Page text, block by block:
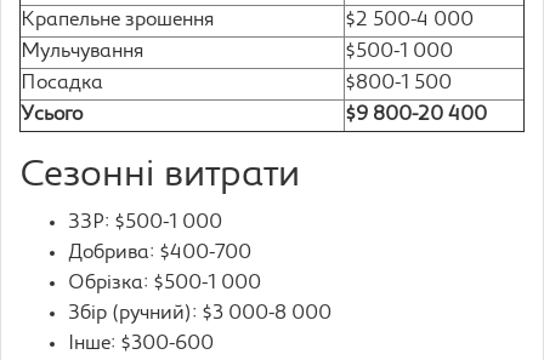
Крапельне зрошення
$2 500-4 000
Мульчування
$500-1 000
Посадка
$800-1 500
Усього
$9 800-20 400
Сезонні витрати
ЗЗР: $500-1 000
Добрива: $400-700
Обрізка: $500-1 000
Збір (ручний): $3 000-8 000
Інше: $300-600